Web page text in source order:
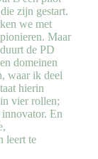
zijn gestart.
we met
Maar
de PD
domeinen
waar ik deel
hierin
vier rollen;
En
leert te